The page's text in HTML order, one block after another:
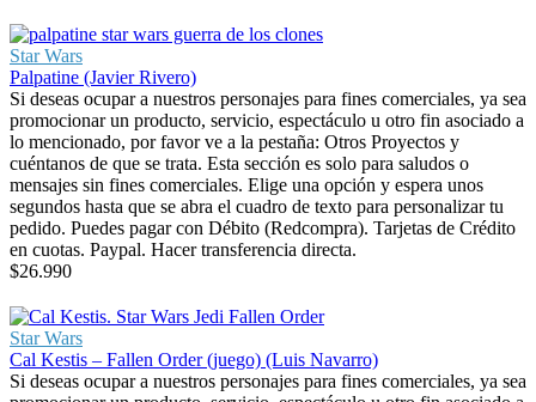
Star Wars
Palpatine (Javier Rivero)
Si deseas ocupar a nuestros personajes para fines comerciales, ya sea
promocionar un producto, servicio, espectáculo u otro fin asociado a
lo mencionado, por favor ve a la pestaña: Otros Proyectos y
cuéntanos de que se trata. Esta sección es solo para saludos o
mensajes sin fines comerciales. Elige una opción y espera unos
segundos hasta que se abra el cuadro de texto para personalizar tu
pedido. Puedes pagar con Débito (Redcompra). Tarjetas de Crédito
en cuotas. Paypal. Hacer transferencia directa.
$26.990
Star Wars
Cal Kestis – Fallen Order (juego) (Luis Navarro)
Si deseas ocupar a nuestros personajes para fines comerciales, ya sea